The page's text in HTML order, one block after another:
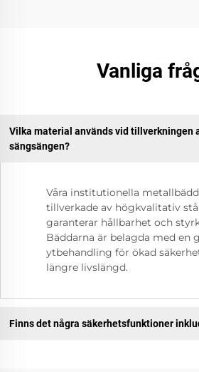
Vanliga
Vilka material används vid tillverkningen
sängsängen?
Våra institutionella
tillverkade av högkvalitativ
garanterar hållbarhet och
Bäddarna är belagda med en
ytbehandling för ökad
längre livslängd.
Finns det några säkerhetsfunktioner